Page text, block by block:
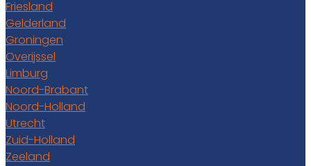
Friesland
Gelderland
Groningen
Overijssel
Limburg
Noord-Brabant
Noord-Holland
Utrecht
Zuid-Holland
Zeeland